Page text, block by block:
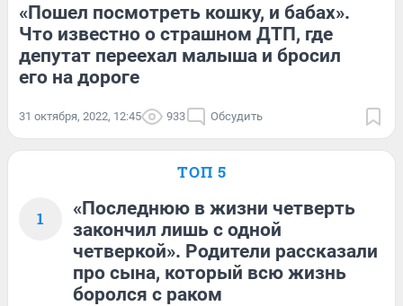
«Пошел посмотреть кошку, и бабах».
Что известно о страшном ДТП, где
депутат переехал малыша и бросил
его на дороге
31 октября, 2022, 12:45 933 Обсудить
ТОП 5
1
«Последнюю в жизни четверть
закончил лишь с одной
четверкой». Родители рассказали
про сына, который всю жизнь
боролся с раком